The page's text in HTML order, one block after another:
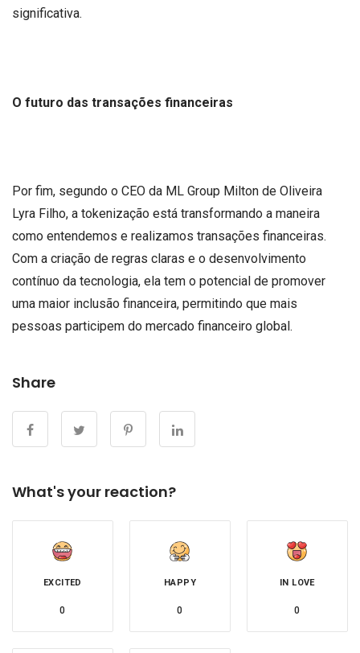
significativa.
O futuro das transações financeiras
Por fim, segundo o CEO da ML Group Milton de Oliveira
Lyra Filho, a tokenização está transformando a maneira
como entendemos e realizamos transações financeiras.
Com a criação de regras claras e o desenvolvimento
contínuo da tecnologia, ela tem o potencial de promover
uma maior inclusão financeira, permitindo que mais
pessoas participem do mercado financeiro global.
Share
What's your reaction?
EXCITED
0
HAPPY
0
IN LOVE
0